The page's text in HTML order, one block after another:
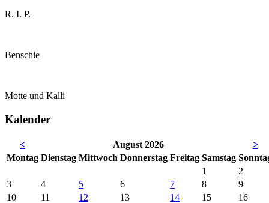
R. I. P.
Benschie
Motte und Kalli
Kalender
< August 2026
>
Montag Dienstag Mittwoch Donnerstag Freitag Samstag So
1
2
3
4 5 6 7 8
9
10
11 12 13 14 15
16